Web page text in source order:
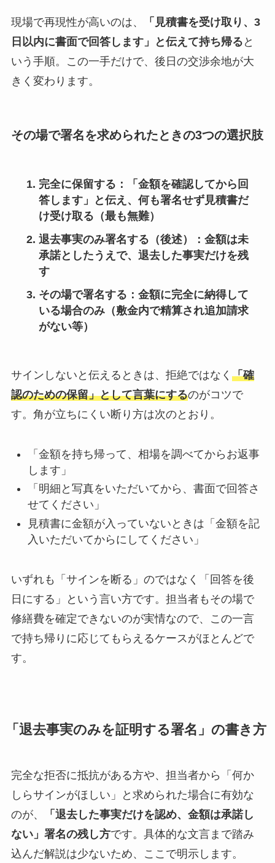
現場で再現性が高いのは、
「見積書を受け取り、3
日以内に書面で回答します」と伝えて持ち帰る と
いう手順。この一手だけで、後日の交渉余地が大
きく変わります。
その場で署名を求められたときの3つの選択肢
完全に保留する ：「金額を確認してから回
答します」と伝え、何も署名せず見積書だ
け受け取る（最も無難）
退去事実のみ署名する （後述）：金額は未
承諾としたうえで、退去した事実だけを残
す
その場で署名する ：金額に完全に納得して
いる場合のみ（敷金内で精算され追加請求
がない等）
サインしないと伝えるときは、拒絶ではなく 「確
認のための保留」として言葉にするのがコツで
す。角が立ちにくい断り方は次のとおり。
「金額を持ち帰って、相場を調べてからお返事
します」
「明細と写真をいただいてから、書面で回答さ
せてください」
見積書に金額が入っていないときは「金額を記
入いただいてからにしてください」
いずれも「サインを断る」のではなく「回答を後
日にする」という言い方です。担当者もその場で
修繕費を確定できないのが実情なので、この一言
で持ち帰りに応じてもらえるケースがほとんどで
す。
「退去事実のみを証明する署名」の書き方
完全な拒否に抵抗がある方や、担当者から「何か
しらサインがほしい」と求められた場合に有効な
のが、
「退去した事実だけを認め、金額は承諾し
ない」署名の残し方です。具体的な文言まで踏み
込んだ解説は少ないため、ここで明示します。